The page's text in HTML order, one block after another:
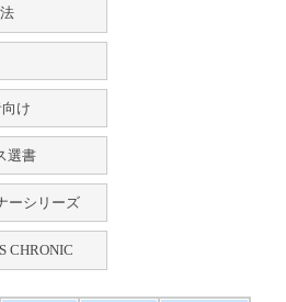
け
選書
ーシリーズ
CHRONIC